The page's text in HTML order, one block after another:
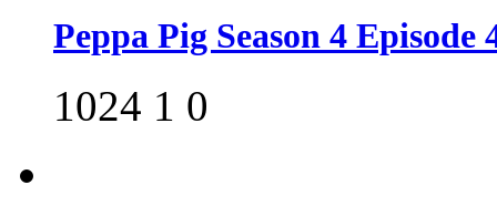
Peppa Pig Season 4 Episode
1024 1 0